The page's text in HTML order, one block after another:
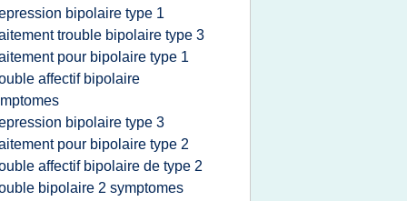
bipolaire type 1
trouble bipolaire type 3
pour bipolaire type 1
affectif bipolaire
bipolaire type 3
pour bipolaire type 2
affectif bipolaire de type 2
bipolaire 2 symptomes